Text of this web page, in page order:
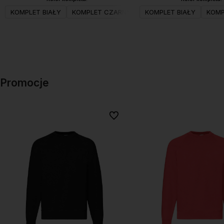
KOMPLET BIAŁY KOMPLET CZARNY KOMPLET BIAŁY
Promocje
Do ulubionych